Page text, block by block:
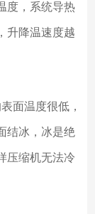
度，系统导热
升降温速度越
面温度很低，
结冰，冰是绝
压缩机无法冷